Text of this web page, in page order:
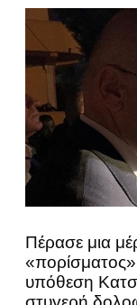
Πέρασε μια
υπόθεση